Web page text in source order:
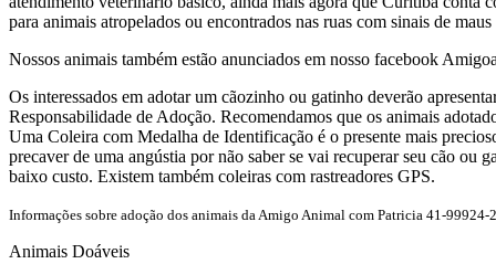
para animais atropelados ou encontrados nas ruas com sinais de maus
Nossos animais também estão anunciados em nosso facebook
Os interessados em adotar um cãozinho ou gatinho deverão
Responsabilidade de Adoção. Recomendamos que os animais
Uma Coleira com Medalha de Identificação é o presente mais
precaver de uma angústia por não saber se vai recuperar seu cão
baixo custo. Existem também coleiras com rastreadores GPS.
Informações sobre adoção dos animais da Amigo Animal com Patricia 41-99924-
Animais Doáveis